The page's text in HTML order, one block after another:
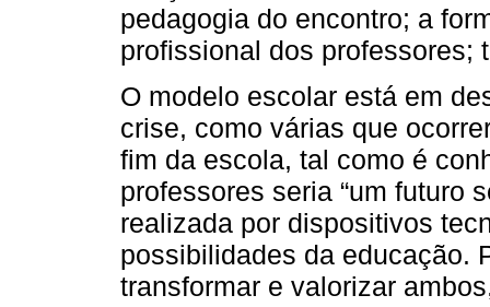
pedagogia do encontro; a
profissional dos professores;
O modelo escolar está em
crise, como várias que
fim da escola, tal como é
professores seria “um futuro
realizada por dispositivos
possibilidades da educação.
transformar e valorizar